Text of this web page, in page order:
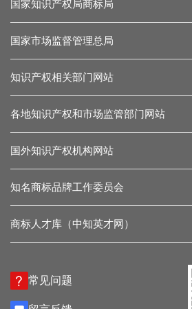
国家知识产权局商标局
国家市场监督管理总局
知识产权相关部门网站
各地知识产权和市场监管部门网站
国外知识产权机构网站
知名商标品牌工作委员会
商标人才库（中知英才网）
常见问题